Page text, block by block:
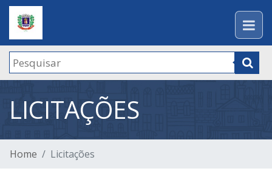
LICITAÇÕES
Home Licitações